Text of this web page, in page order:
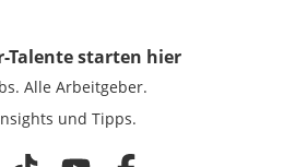
Talentestarten hier
Alle Arbeitgeber.
und Tipps.